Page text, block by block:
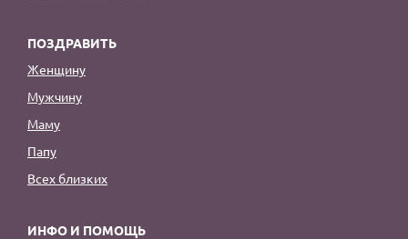
ПОЗДРАВИТЬ
Женщину
Мужчину
Маму
Папу
Всех близких
ИНФО И ПОМОЩЬ